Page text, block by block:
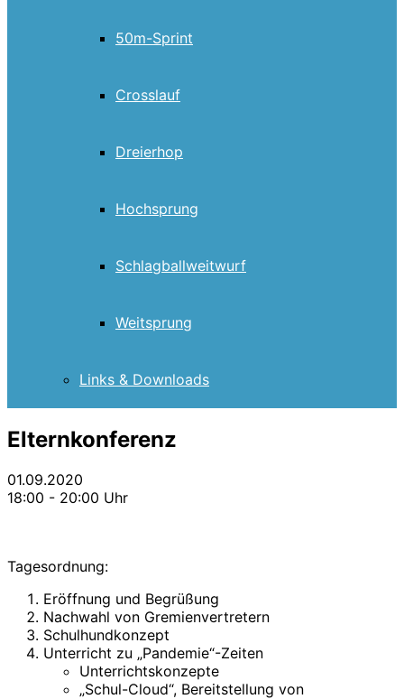
50m-Sprint
Crosslauf
Dreierhop
Hochsprung
Schlagballweitwurf
Weitsprung
Links & Downloads
Elternkonferenz
01.09.2020
18:00 - 20:00 Uhr
Tagesordnung:
Eröffnung und Begrüßung
Nachwahl von Gremienvertretern
Schulhundkonzept
Unterricht zu „Pandemie“-Zeiten
Unterrichtskonzepte
„Schul-Cloud“, Bereitstellung von